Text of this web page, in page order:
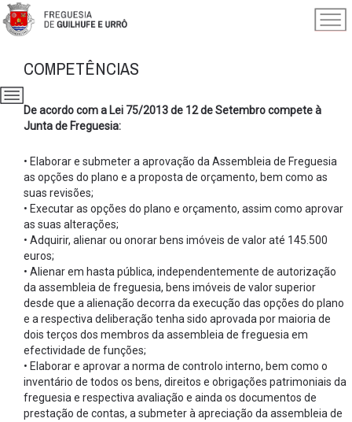
COMPETÊNCIAS
De acordo com a Lei 75/2013 de 12 de Setembro compete à
Junta de Freguesia:
• Elaborar e submeter a aprovação da Assembleia de Freguesia
as opções do plano e a proposta de orçamento, bem como as
suas revisões;
• Executar as opções do plano e orçamento, assim como aprovar
as suas alterações;
• Adquirir, alienar ou onorar bens imóveis de valor até 145.500
euros;
• Alienar em hasta pública, independentemente de autorização
da assembleia de freguesia, bens imóveis de valor superior
desde que a alienação decorra da execução das opções do plano
e a respectiva deliberação tenha sido aprovada por maioria de
dois terços dos membros da assembleia de freguesia em
efectividade de funções;
• Elaborar e aprovar a norma de controlo interno, bem como o
inventário de todos os bens, direitos e obrigações patrimoniais da
freguesia e respectiva avaliação e ainda os documentos de
prestação de contas, a submeter à apreciação da assembleia de